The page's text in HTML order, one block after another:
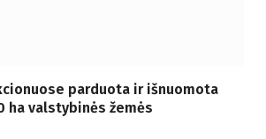
parduota ir išnuomota
ha valstybinės žemės